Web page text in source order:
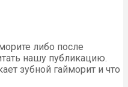
либо после
нашу публикацию.
зубной гайморит и что